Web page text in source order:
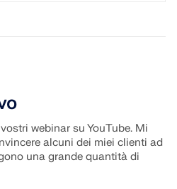
webinar su YouTube. Mi
alcuni dei miei clienti ad
una grande quantità di